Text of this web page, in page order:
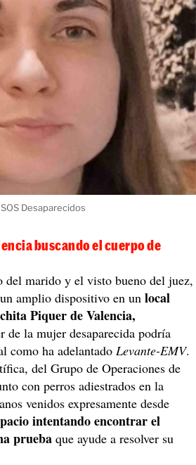
Desaparecidos
buscando el cuerpo de
del marido y el visto bueno del juez,
amplio dispositivo en unlocal
Piquer de Valencia,
de la mujer desaparecida podría
como ha adelantado Levante-EMV.
del Grupo de Operaciones de
con perros adiestrados en la
venidos expresamente desde
intentando encontrar el
prueba que ayude a resolver su